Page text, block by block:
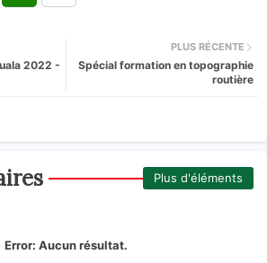
PLUS RÉCENTE
Spécial formation en topographie
routière
2022 -
Plus d'éléments
Error: Aucun résultat.